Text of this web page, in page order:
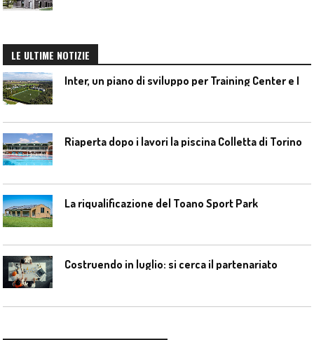
LE ULTIME NOTIZIE
Riaperta dopo i lavori la piscina Colletta di Torino
La riqualificazione del Toano Sport Park
Costruendo in luglio: si cerca il partenariato